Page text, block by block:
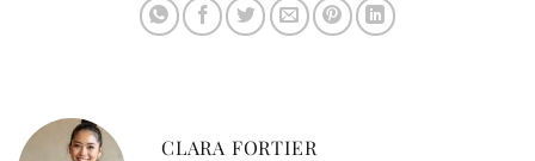
CLARA FORTIER